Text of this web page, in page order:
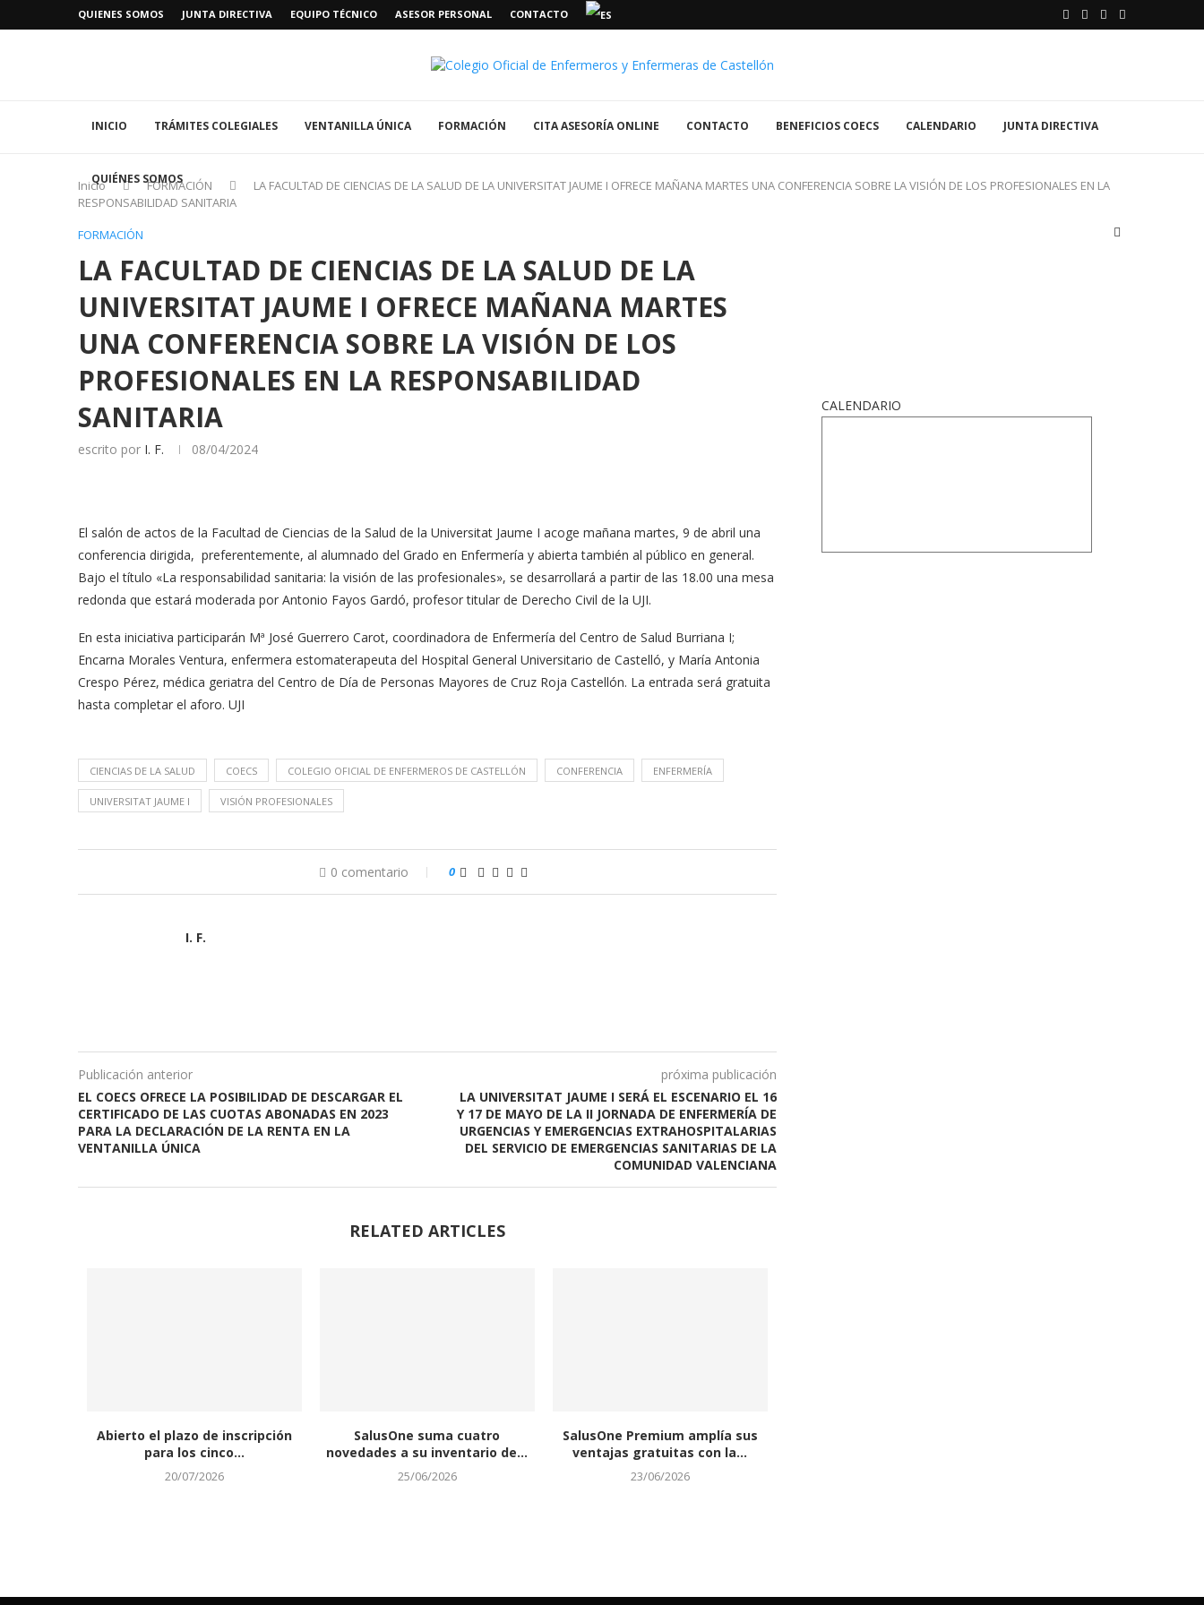
QUIENES SOMOS JUNTA DIRECTIVA EQUIPO TÉCNICO ASESOR PERSONAL CONTACTO
INICIO TRÁMITES COLEGIALES VENTANILLA ÚNICA FORMACIÓN CITA ASESORÍA ONLINE CONTACTO BENEFICIOS COECS CALENDARIO JUNTA DIRECTIVA
QUIÉNES SOMOS
Inicio FORMACIÓN
LA FACULTAD DE CIENCIAS DE LA SALUD DE LA UNIVERSITAT JAUME I OFRECE MAÑANA MARTES UNA CONFERENCIA SOBRE LA VISIÓN DE LOS PROFESIONALES EN LA
RESPONSABILIDAD SANITARIA
FORMACIÓN
LA FACULTAD DE CIENCIAS DE LA SALUD DE LA
UNIVERSITAT JAUME I OFRECE MAÑANA MARTES
UNA CONFERENCIA SOBRE LA VISIÓN DE LOS
PROFESIONALES EN LA RESPONSABILIDAD
SANITARIA
escrito por I. F. 08/04/2024
El salón de actos de la Facultad de Ciencias de la Salud de la Universitat Jaume I acoge mañana martes, 9 de abril una
conferencia dirigida, preferentemente, al alumnado del Grado en Enfermería y abierta también al público en general.
Bajo el título «La responsabilidad sanitaria: la visión de las profesionales», se desarrollará a partir de las 18.00 una mesa
redonda que estará moderada por Antonio Fayos Gardó, profesor titular de Derecho Civil de la UJI.
En esta iniciativa participarán Mª José Guerrero Carot, coordinadora de Enfermería del Centro de Salud Burriana I;
Encarna Morales Ventura, enfermera estomaterapeuta del Hospital General Universitario de Castelló, y María Antonia
Crespo Pérez, médica geriatra del Centro de Día de Personas Mayores de Cruz Roja Castellón. La entrada será gratuita
hasta completar el aforo. UJI
CIENCIAS DE LA SALUD COECS COLEGIO OFICIAL DE ENFERMEROS DE CASTELLÓN CONFERENCIA ENFERMERÍA
UNIVERSITAT JAUME I VISIÓN PROFESIONALES
0 comentario 0
I. F.
Publicación anterior
EL COECS OFRECE LA POSIBILIDAD DE DESCARGAR EL
CERTIFICADO DE LAS CUOTAS ABONADAS EN 2023
PARA LA DECLARACIÓN DE LA RENTA EN LA
VENTANILLA ÚNICA
próxima publicación
LA UNIVERSITAT JAUME I SERÁ EL ESCENARIO EL 16
Y 17 DE MAYO DE LA II JORNADA DE ENFERMERÍA DE
URGENCIAS Y EMERGENCIAS EXTRAHOSPITALARIAS
DEL SERVICIO DE EMERGENCIAS SANITARIAS DE LA
COMUNIDAD VALENCIANA
RELATED ARTICLES
Abierto el plazo de inscripción
para los cinco...
20/07/2026
SalusOne suma cuatro
novedades a su inventario de...
25/06/2026
SalusOne Premium amplía sus
ventajas gratuitas con la...
23/06/2026
CALENDARIO